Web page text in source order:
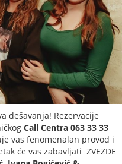
dešavanja! Rezervacije
Call Centra 063 33 33
vas fenomenalan provod i
će vas zabavljati ZVEZDE